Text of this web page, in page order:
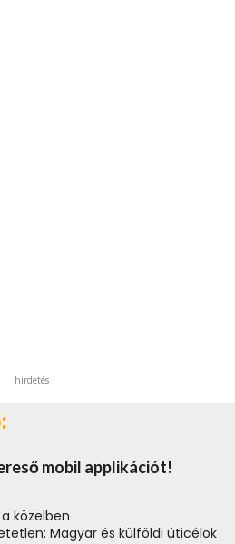
hirdetés
mobil applikációt!
közelben
Magyar és külföldi úticélok